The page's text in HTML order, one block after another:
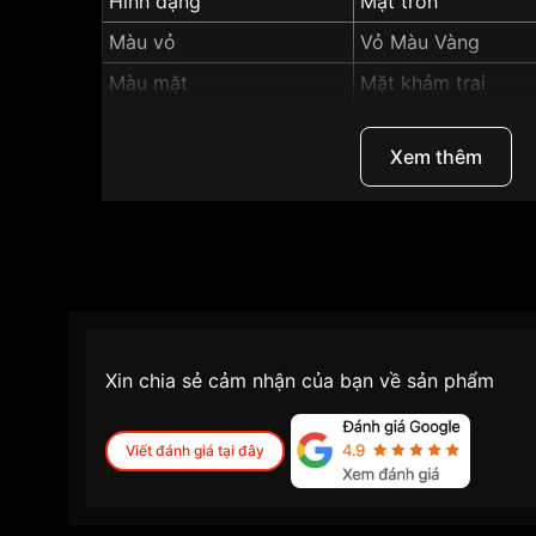
Màu vỏ
Vỏ Màu Vàng
Màu mặt
Mặt khảm trai
Lịch ngày, Giờ,
"SRWatch 34mm
Xem thêm
Xin chia sẻ cảm nhận của bạn về sản phẩm
Viết đánh giá tại đây